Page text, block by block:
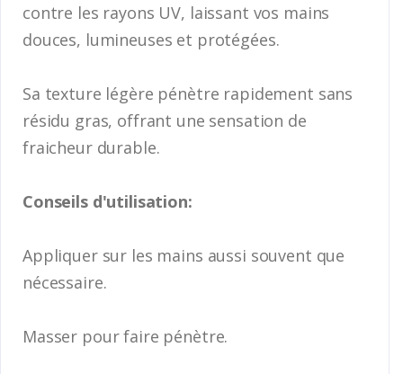
contre les rayons UV, laissant vos mains
douces, lumineuses et protégées.
Sa texture légère pénètre rapidement sans
résidu gras, offrant une sensation de
fraicheur durable.
Conseils d'utilisation:
Appliquer sur les mains aussi souvent que
nécessaire.
Masser pour faire pénètre.